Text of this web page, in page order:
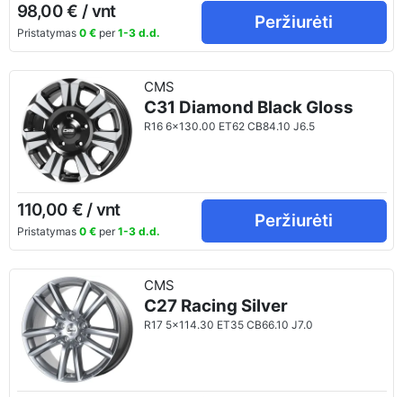
98,00 € / vnt
Pristatymas 0 €per 1-3 d.d.
Peržiurėti
CMS
C31 Diamond Black Gloss
R16 6x130.00 ET62 CB84.10 J6.5
110,00 € / vnt
Pristatymas 0 €per 1-3 d.d.
Peržiurėti
CMS
C27 Racing Silver
R17 5x114.30 ET35 CB66.10 J7.0